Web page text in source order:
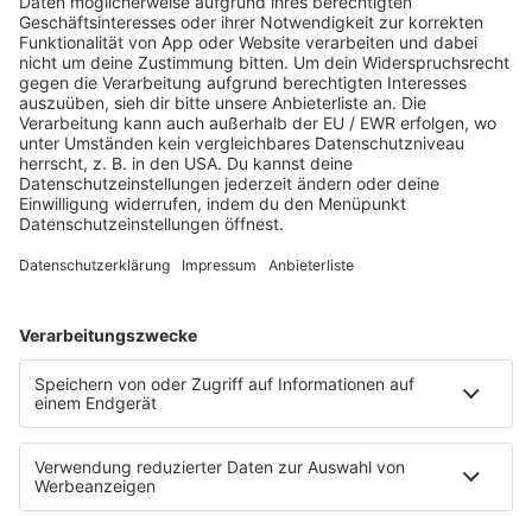
HOME
SERVICE
Kontakt